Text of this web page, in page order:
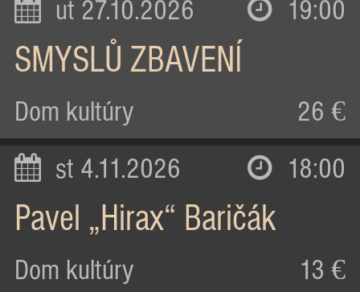
ut 27.10.2026 19:00
SMYSLŮ ZBAVENÍ
Dom kultúry 26 €
st 4.11.2026 18:00
Pavel „Hirax“ Baričák
Dom kultúry 13 €